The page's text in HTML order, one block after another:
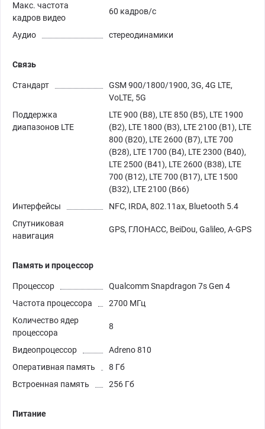
Макс. частота
кадров видео
60 кадров/с
Аудио стереодинамики
Связь
Стандарт
GSM 900/1800/1900, 3G, 4G LTE,
VoLTE, 5G
Поддержка
диапазонов LTE
LTE 900 (B8), LTE 850 (B5), LTE 1900
(B2), LTE 1800 (B3), LTE 2100 (B1), LTE
800 (B20), LTE 2600 (B7), LTE 700
(B28), LTE 1700 (B4), LTE 2300 (B40),
LTE 2500 (B41), LTE 2600 (B38), LTE
700 (B12), LTE 700 (B17), LTE 1500
(B32), LTE 2100 (B66)
Интерфейсы
NFC, IRDA, 802.11ax, Bluetooth 5.4
Спутниковая
навигация
GPS, ГЛОНАСС, BeiDou, Galileo, A-GPS
Память и процессор
Процессор
Qualcomm Snapdragon 7s Gen 4
Частота процессора
2700 МГц
Количество ядер
процессора
8
Видеопроцессор
Adreno 810
Оперативная память
8 Гб
Встроенная память
256 Гб
Питание